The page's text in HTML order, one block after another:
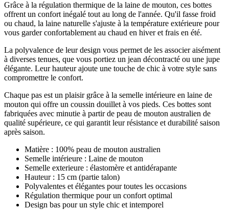
Grâce à la régulation thermique de la laine de mouton, ces bottes
offrent un confort inégalé tout au long de l'année. Qu'il fasse froid
ou chaud, la laine naturelle s'ajuste à la température extérieure pour
vous garder confortablement au chaud en hiver et frais en été.
La polyvalence de leur design vous permet de les associer aisément
à diverses tenues, que vous portiez un jean décontracté ou une jupe
élégante. Leur hauteur ajoute une touche de chic à votre style sans
compromettre le confort.
Chaque pas est un plaisir grâce à la semelle intérieure en laine de
mouton qui offre un coussin douillet à vos pieds. Ces bottes sont
fabriquées avec minutie à partir de peau de mouton australien de
qualité supérieure, ce qui garantit leur résistance et durabilité saison
après saison.
Matière : 100% peau de mouton australien
Semelle intérieure : Laine de mouton
Semelle exterieure : élastomère et antidérapante
Hauteur : 15 cm (partie talon)
Polyvalentes et élégantes pour toutes les occasions
Régulation thermique pour un confort optimal
Design bas pour un style chic et intemporel